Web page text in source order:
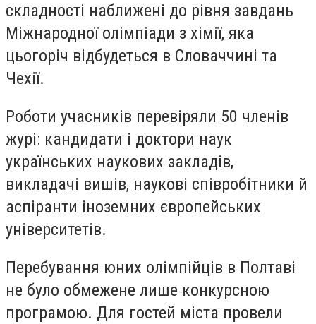
складності наближені до рівня завдань
Міжнародної олімпіади з хімії, яка
цьогоріч відбудеться в Словаччині та
Чехії.
Роботи учасників перевіряли 50 членів
журі: кандидати і доктори наук
українських наукових закладів,
викладачі вишів, наукові співробітники й
аспіранти іноземних європейських
університетів.
Перебування юних олімпійців в Полтаві
не було обмежене лише конкурсною
програмою. Для гостей міста провели